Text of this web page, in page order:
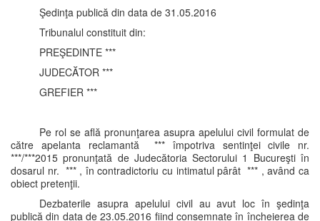
Şedinţa publică din data de 31.05.2016
Tribunalul constituit din:
PREŞEDINTE ***
JUDECĂTOR ***
GREFIER ***
Pe rol se află pronunţarea asupra apelului civil formulat de
către apelanta reclamantă *** împotriva sentinţei civile nr.
***/***2015 pronunţată de Judecătoria Sectorului 1 Bucureşti în
dosarul nr. *** , în contradictoriu cu intimatul pârât *** , având ca
obiect pretenţii.
Dezbaterile asupra apelului civil au avut loc în şedinţa
publică din data de 23.05.2016 fiind consemnate în încheierea de